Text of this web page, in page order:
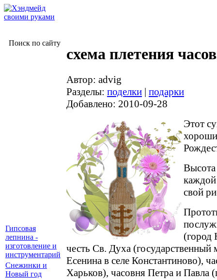
Поиск по сайту
схема плетения
Автор: advig
Разделы: поделки | подарки
Добавлено: 2010-09-28
Этот
каждой
свой
(город
честь Св. Духа (государственный
Есенина в селе Константиново),
Харьков), часовня Петра и Павла
Гипсовая
лепнина -
изготовление и
инструментарий
Снежинки и
Новый год